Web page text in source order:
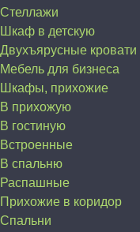
Стеллажи
Шкаф в детскую
Двухъярусные кровати
Мебель для бизнеса
Шкафы, прихожие
В прихожую
В гостиную
Встроенные
В спальню
Распашные
Прихожие в коридор
Спальни